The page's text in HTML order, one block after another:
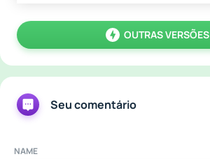
OUTRAS VERSÕES
Seu comentário
NAME